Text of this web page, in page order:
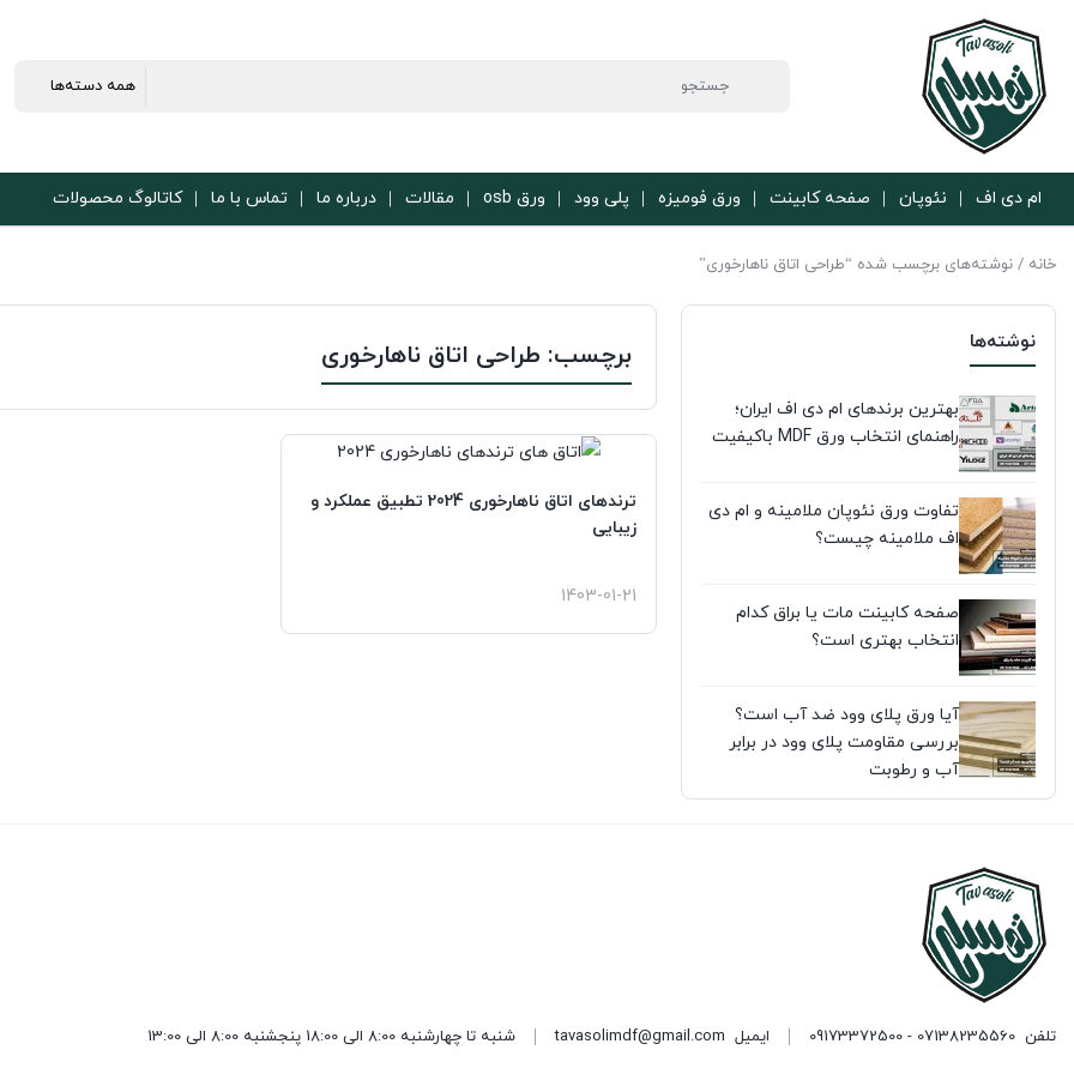
ام دی اف نئوپان صفحه کابینت ورق فومیزه پلی وود ورق osb مقالات درباره ما تماس با ما کاتالوگ محصولات
خانه / نوشته‌های برچسب شده “طراحی اتاق ناهارخوری”
نوشته‌ها
بهترین برندهای ام دی اف ایران؛
راهنمای انتخاب ورق MDF باکیفیت
تفاوت ورق نئوپان ملامینه و ام دی
اف ملامینه چیست؟
صفحه کابینت مات یا براق کدام
انتخاب بهتری است؟
آیا ورق پلای وود ضد آب است؟
بررسی مقاومت پلای وود در برابر
آب و رطوبت
برچسب: طراحی اتاق ناهارخوری
ترندهای اتاق ناهارخوری 2024 تطبیق عملکرد و
زیبایی
1403-01-21
تلفن 07138235560 - 09173372500 ایمیل tavasolimdf@gmail.com شنبه تا چهارشنبه 8:00 الی 18:00 پنجشنبه 8:00 الی 13:00